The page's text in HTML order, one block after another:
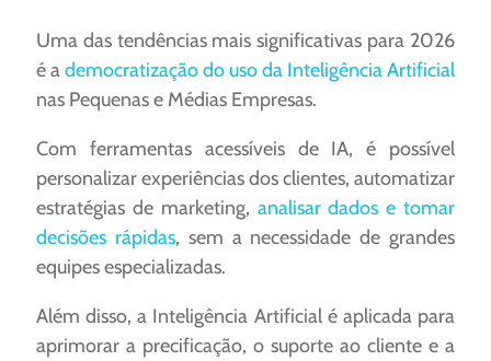
Uma das tendências mais significativas para 2026
é ademocratização do uso da Inteligência Artificial
nas Pequenas e Médias Empresas.
Com ferramentas acessíveis de IA, é possível
personalizar experiências dos clientes, automatizar
estratégias de marketing, analisar dados e tomar
decisões rápidas, sem a necessidade de grandes
equipes especializadas.
Além disso, a Inteligência Artificial é aplicada para
aprimorar a precificação, o suporte ao cliente e a